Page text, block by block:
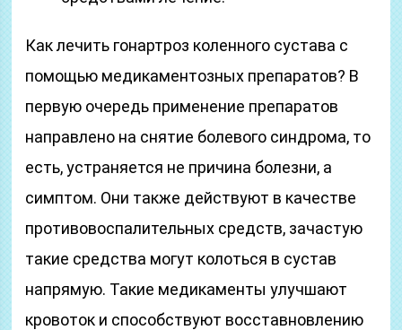
Как лечить гонартроз коленного сустава с
помощью медикаментозных препаратов? В
первую очередь применение препаратов
направлено на снятие болевого синдрома, то
есть, устраняется не причина болезни, а
симптом. Они также действуют в качестве
противовоспалительных средств, зачастую
такие средства могут колоться в сустав
напрямую. Такие медикаменты улучшают
кровоток и способствуют восставновлению